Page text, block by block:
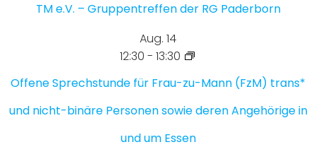
TM e.V. – Gruppentreffen der RG Paderborn
Aug. 14
12:30 - 13:30
Offene Sprechstunde für Frau-zu-Mann (FzM) trans*
und nicht-binäre Personen sowie deren Angehörige in
und um Essen